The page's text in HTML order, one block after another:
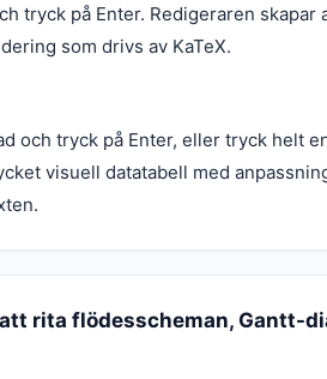
tryck på Enter. Redigeraren
som drivs av KaTeX.
och tryck på Enter, eller tryck helt
visuell datatabell med
rita flödesscheman, Gantt-